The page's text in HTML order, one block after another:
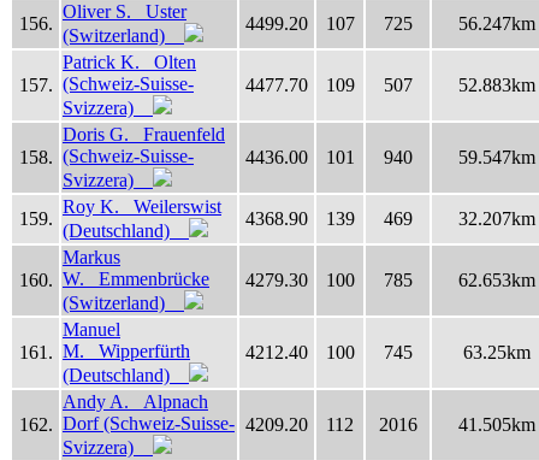
156.
Oliver S. Uster
(Switzerland)
4499.20 107 725 56.247km
157.
Patrick K. Olten
(Schweiz-Suisse-
Svizzera)
4477.70 109 507 52.883km
158.
Doris G. Frauenfeld
(Schweiz-Suisse-
Svizzera)
4436.00 101 940 59.547km
159.
Roy K. Weilerswist
(Deutschland)
4368.90 139 469 32.207km
160.
Markus
W. Emmenbrücke
(Switzerland)
4279.30 100 785 62.653km
161.
Manuel
M. Wipperfürth
(Deutschland)
4212.40 100 745 63.25km
162.
Andy A. Alpnach
Dorf (Schweiz-Suisse-
Svizzera)
4209.20 112 2016 41.505km